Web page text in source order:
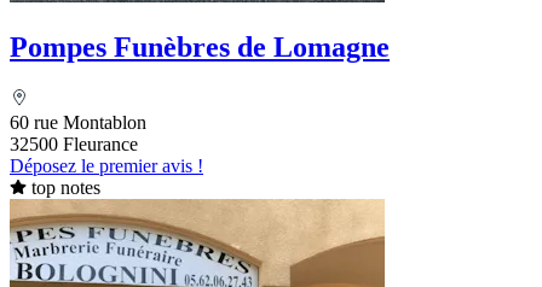
Pompes Funèbres de Lomagne
60 rue Montablon
32500 Fleurance
Déposez le premier avis !
top notes